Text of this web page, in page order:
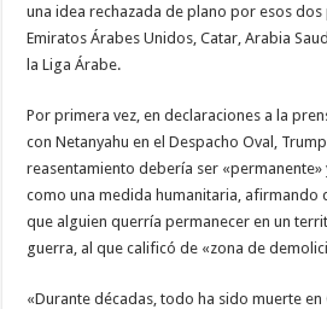
una idea rechazada de plano por esos
Emiratos Árabes Unidos, Catar, Arabia
la Liga Árabe.
Por primera vez, en declaraciones a la
con Netanyahu en el Despacho Oval,
reasentamiento debería ser
como una medida humanitaria, afirmando
que alguien querría permanecer en un
guerra, al que calificó de «zona de
«Durante décadas, todo ha sido muerte en